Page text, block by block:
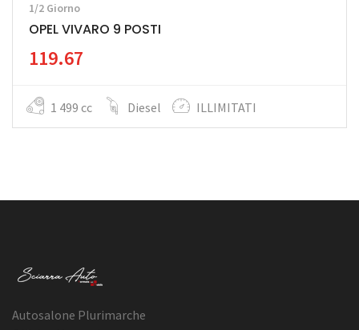
1/2 Giorno
OPEL VIVARO 9 POSTI
119.67
1 499 cc Diesel ILLIMITATI
Autosalone Plurimarche